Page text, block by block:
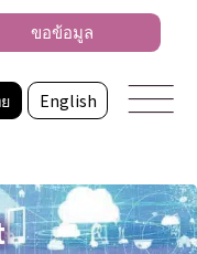
English
ขอข้อมูล